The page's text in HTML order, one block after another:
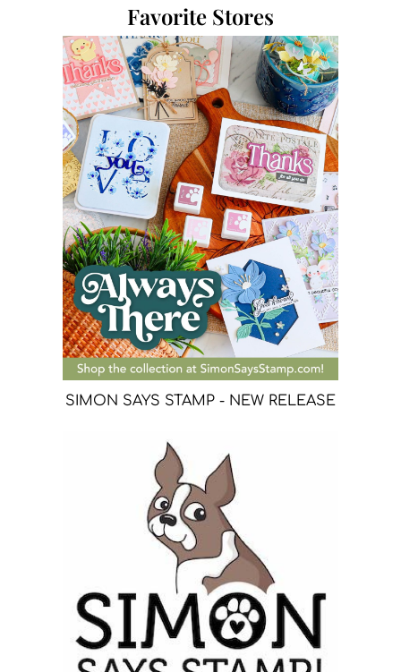
Favorite Stores
SIMON SAYS STAMP - NEW RELEASE